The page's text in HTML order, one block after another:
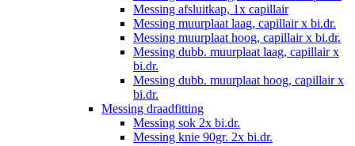
Messing afsluitkap, 1x capillair
Messing muurplaat laag, capillair x bi.dr.
Messing muurplaat hoog, capillair x bi.dr.
Messing dubb. muurplaat laag, capillair x
bi.dr.
Messing dubb. muurplaat hoog, capillair x
bi.dr.
Messing draadfitting
Messing sok 2x bi.dr.
Messing knie 90gr. 2x bi.dr.